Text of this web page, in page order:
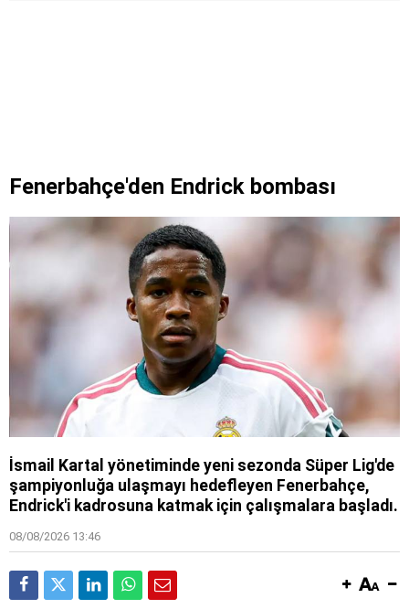
Fenerbahçe'den Endrick bombası
İsmail Kartal yönetiminde yeni sezonda Süper Lig'de
şampiyonluğa ulaşmayı hedefleyen Fenerbahçe,
Endrick'i kadrosuna katmak için çalışmalara başladı.
08/08/2026 13:46